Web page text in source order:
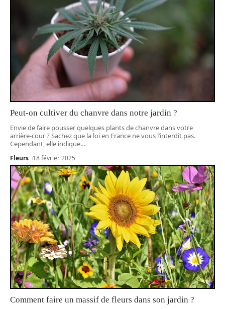
Peut-on cultiver du chanvre dans notre jardin ?
Envie de faire pousser quelques plants de chanvre dans votre
arrière-cour ? Sachez que la loi en France ne vous l’interdit pas.
Cependant, elle indique…
Fleurs 18 février 2025
Comment faire un massif de fleurs dans son jardin ?